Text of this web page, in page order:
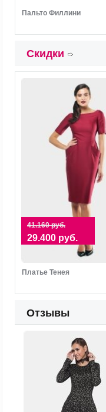
Пальто Филлини
Скидки
41.160 руб.
29.400 руб.
Платье Тенея
Отзывы